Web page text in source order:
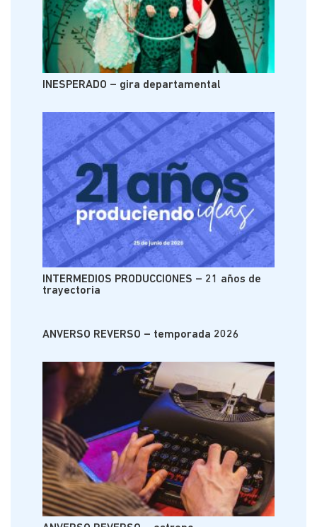
INESPERADO – gira departamental
INTERMEDIOS PRODUCCIONES – 21 años de
trayectoria
ANVERSO REVERSO – temporada 2026